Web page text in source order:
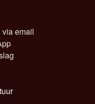
email